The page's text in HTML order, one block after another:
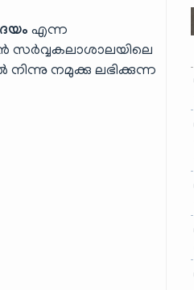
എന്ന
സർവ്വകലാശാലയിലെ
നിന്നു നമുക്കു ലഭിക്കുന്ന